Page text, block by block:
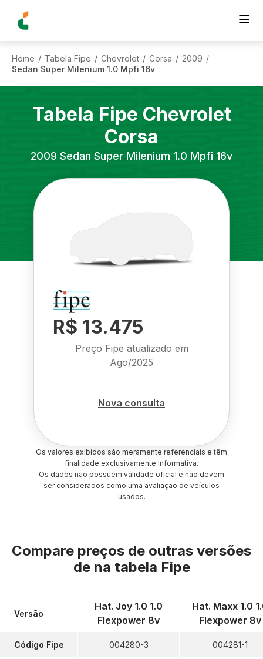
Home / Tabela Fipe / Chevrolet / Corsa / 2009 /
Sedan Super Milenium 1.0 Mpfi 16v
Tabela Fipe Chevrolet
Corsa
2009 Sedan Super Milenium 1.0 Mpfi 16v
R$ 13.475
Preço Fipe atualizado em
Ago/2025
Nova consulta
Os valores exibidos são meramente referenciais e têm
finalidade exclusivamente informativa.
Os dados não possuem validade oficial e não devem
ser considerados como uma avaliação de veículos
usados.
Compare preços de outras versões
de na tabela Fipe
Versão
Código Fipe
Hat. Joy 1.0 1.0
Flexpower 8v
004280-3
Hat. Maxx 1.0
Flexpower 8v
004281-1